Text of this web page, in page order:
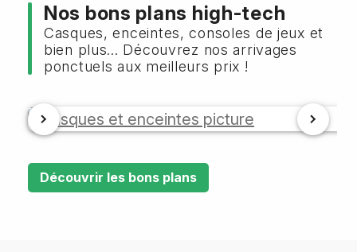
Nos bons plans high-tech
Casques, enceintes, consoles de jeux et
bien plus... Découvrez nos arrivages
ponctuels aux meilleurs prix !
Découvrir les bons plans